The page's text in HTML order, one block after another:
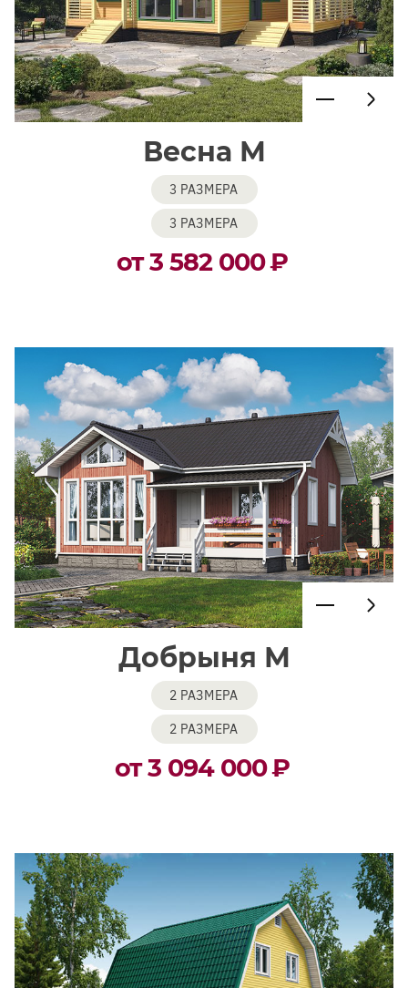
Весна М
3 РАЗМЕРА
3 РАЗМЕРА
от 3 582 000₽
Добрыня М
2 РАЗМЕРА
2 РАЗМЕРА
от 3 094 000₽